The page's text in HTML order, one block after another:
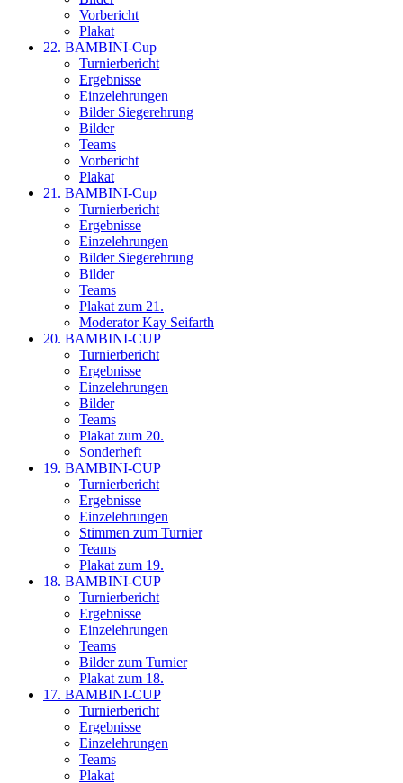
Vorbericht
Plakat
22. BAMBINI-Cup
Turnierbericht
Ergebnisse
Einzelehrungen
Bilder Siegerehrung
Bilder
Teams
Vorbericht
Plakat
21. BAMBINI-Cup
Turnierbericht
Ergebnisse
Einzelehrungen
Bilder Siegerehrung
Bilder
Teams
Plakat zum 21.
Moderator Kay Seifarth
20. BAMBINI-CUP
Turnierbericht
Ergebnisse
Einzelehrungen
Bilder
Teams
Plakat zum 20.
Sonderheft
19. BAMBINI-CUP
Turnierbericht
Ergebnisse
Einzelehrungen
Stimmen zum Turnier
Teams
Plakat zum 19.
18. BAMBINI-CUP
Turnierbericht
Ergebnisse
Einzelehrungen
Teams
Bilder zum Turnier
Plakat zum 18.
17. BAMBINI-CUP
Turnierbericht
Ergebnisse
Einzelehrungen
Teams
Plakat